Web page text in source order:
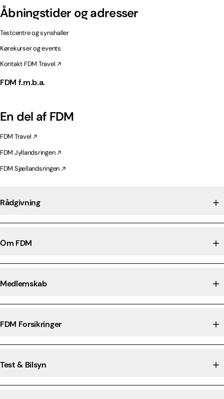
Åbningstider og adresser
Testcentre og synshaller
Kørekurser og events
Kontakt FDM Travel
FDM f.m.b.a.
En del af FDM
FDM Travel
FDM Jyllandsringen
FDM Sjællandsringen
Rådgivning
Om FDM
Medlemskab
FDM Forsikringer
Test & Bilsyn